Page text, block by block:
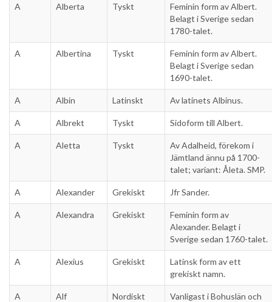
A Alberta Tyskt
Feminin form av Albert.
Belagt i Sverige sedan
1780-talet.
A Albertina Tyskt
Feminin form av Albert.
Belagt i Sverige sedan
1690-talet.
A Albin Latinskt Av latinets Albinus.
A Albrekt Tyskt Sidoform till Albert.
A Aletta Tyskt
Av Adalheid, förekom i
Jämtland ännu på 1700-
talet; variant: Åleta. SMP.
A Alexander Grekiskt Jfr Sander.
A Alexandra Grekiskt
Feminin form av
Alexander. Belagt i
Sverige sedan 1760-talet.
A Alexius Grekiskt
Latinsk form av ett
grekiskt namn.
A Alf Nordiskt
Vanligast i Bohuslän och